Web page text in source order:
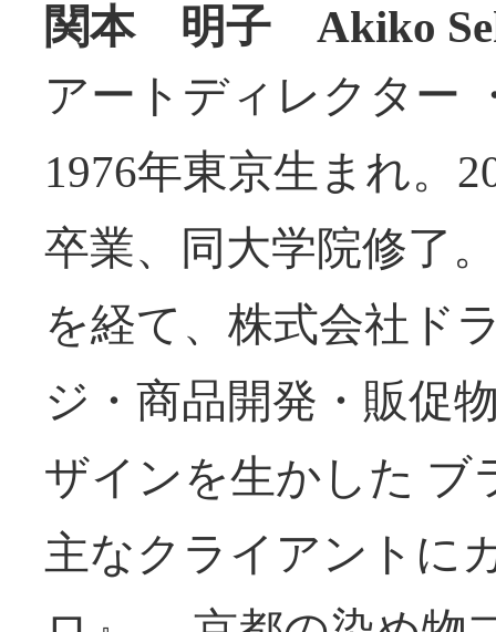
関本 明子 Akiko
アートディレクター
1976年東京生まれ。
卒業、同大学院修了
を経て、株式会社ド
ジ・商品開発・販促
ザインを生かした ブ
主なクライアントに